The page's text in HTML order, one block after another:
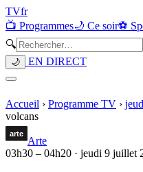
TVfr
📺 Programmes🌙 Ce soir⚽
🔍
🌙 EN DIRECT
Accueil › Programme TV ›
volcans
Arte
03h30 – 04h20 · jeudi 9 juillet